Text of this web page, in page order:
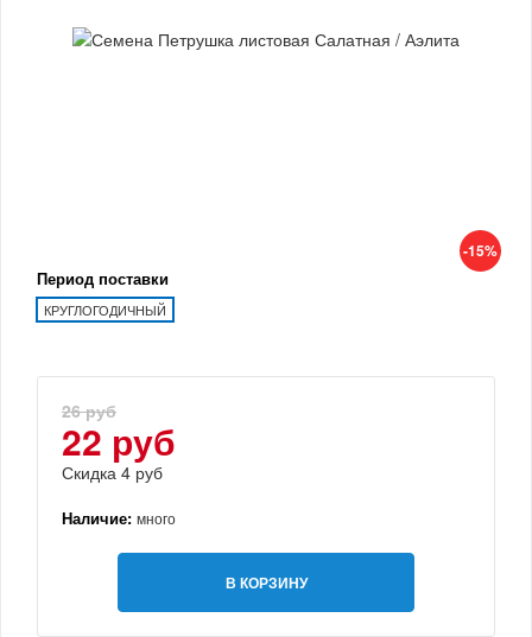
-15%
Период поставки
КРУГЛОГОДИЧНЫЙ
26 руб
22 руб
Скидка 4 руб
Наличие: много
В КОРЗИНУ